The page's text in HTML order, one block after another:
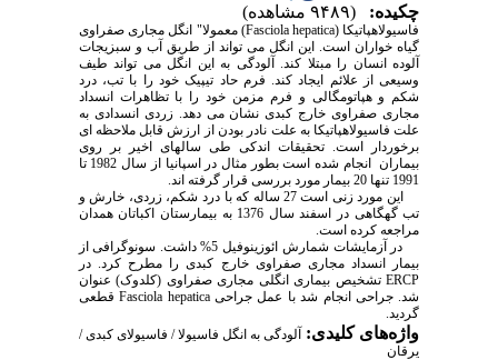
چکیده: (۹۴۸۹ مشاهده)
فاسیولاهپاتیکا (Fasciola hepatica) معمولا" انگل مجاری صفراوی
گیاه خواران است. این انگل می تواند از طریق آب و سبزیجات
آلوده انسان را مبتلا کند. آلودگی به این انگل می تواند طیف
وسیعی از علائم ایجاد کند. فرم حاد تیپیک خود را با تب، درد
شکم و هپاتومگالی و فرم مزمن خود را با تظاهرات انسداد
مجاری صفراوی خارج کبدی نشان می دهد. زردی انسدادی به
علت فاسیولاهپاتیکا به علت نادر بودن از ارزش قابل ملاحظه ای
برخوردار است. تحقیقات اندکی طی سالهای اخیر بر روی
بیماران انجام شده است بطور مثال در اسپانیا از سال 1982 تا
1991 تنها 20 بیمار مورد بررسی قرار گرفته اند.
این مورد زنی است 27 ساله که با درد شکم، زردی، خارش و
تب گهگاهی در اسفند سال 1376 به بیمارستان اکباتان همدان
مراجعه کرده است.
در آزمایشات شمارش ائوزینوفیل 5% داشت. سونوگرافی از
بیمار انسداد مجاری صفراوی خارج کبدی را مطرح کرد. در
ERCPتشخیص بیماری انگلی مجاری صفراوی (کلدوک) عنوان
شد. جراحی انجام شد با عمل جراحیFasciola hepaticaقطعی
گردید.
واژه‌های کلیدی:آلودگی به انگل فاسیولا / فاسیولای کبدی /
یرقان